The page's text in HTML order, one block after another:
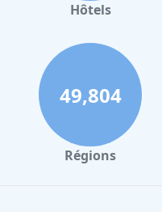
Hôtels
49,804
Régions